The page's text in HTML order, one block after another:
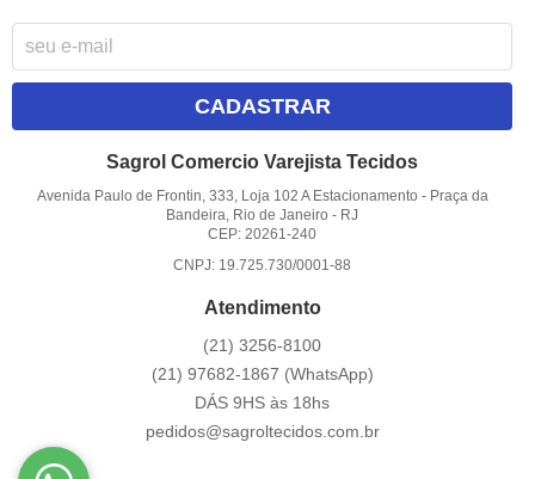
CADASTRAR
Sagrol Comercio Varejista Tecidos
Avenida Paulo de Frontin, 333, Loja 102 A Estacionamento - Praça da
Bandeira, Rio de Janeiro - RJ
CEP: 20261-240
CNPJ: 19.725.730/0001-88
Atendimento
(21) 3256-8100
(21) 97682-1867 (WhatsApp)
DÁS 9HS às 18hs
pedidos@sagroltecidos.com.br